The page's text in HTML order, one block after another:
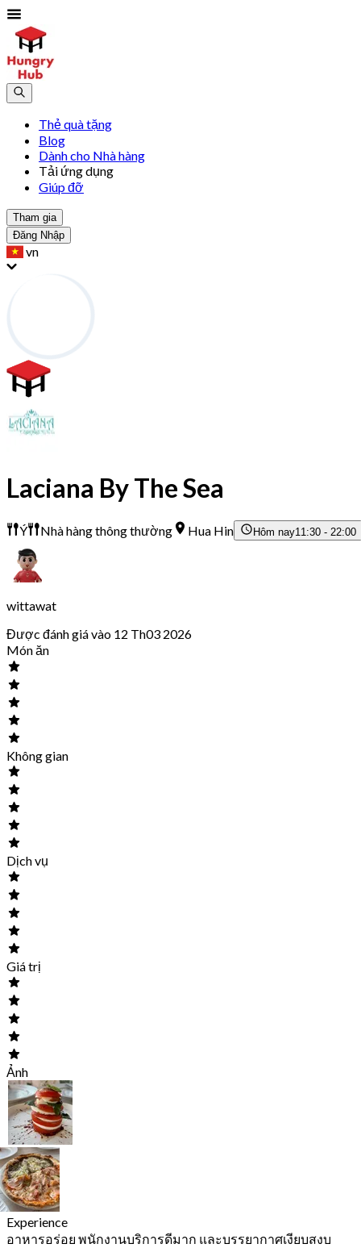
Thẻ quà tặng
Blog
Dành cho Nhà hàng
Tải ứng dụng
Giúp đỡ
Tham gia
Đăng Nhập
vn
Laciana By The Sea
Ý Nhà hàng thông thường Hua Hin Hôm nay11:30 - 22:00
wittawat
Được đánh giá vào 12 Th03 2026
Món ăn
Không gian
Dịch vụ
Giá trị
Ảnh
Experience
อาหารอร่อย พนักงานบริการดีมาก และบรรยากาศเงียบสงบ